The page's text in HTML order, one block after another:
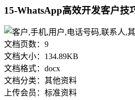
15-WhatsApp高效开发客户技
文档页数： 9
文档大小： 134.89KB
文档格式： docx
文档分类： 其他资料
上传会员： 标准资料